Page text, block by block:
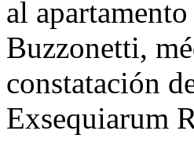
al
Buzzonetti,
constatación
Exsequiarum